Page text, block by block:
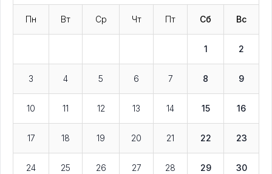
Пн Вт Ср Чт Пт Сб Вс
1 2
3 4 5 6 7 8 9
10 11 12 13 14 15 16
17 18 19 20 21 22 23
24 25 26 27 28 29 30